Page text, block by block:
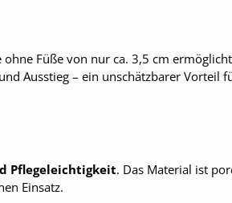
Füße von nur ca. 3,5 cm
Ausstieg – ein unschätzbarer Vorteil
Pflegeleichtigkeit. Das Material ist
Einsatz.